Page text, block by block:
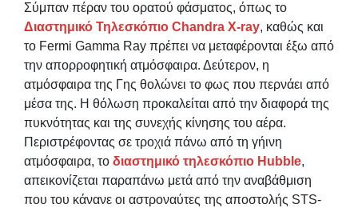
Σύμπαν πέραν του ορατού φάσματος, όπως το
Διαστημικό Τηλεσκόπιο Chandra X-ray, καθώς και
το Fermi Gamma Ray πρέπει να μεταφέρονται έξω από
την απορροφητική ατμόσφαιρα. Δεύτερον, η
ατμόσφαιρα της Γης θολώνει το φως που περνάει από
μέσα της. Η θόλωση προκαλείται από την διαφορά της
πυκνότητας και της συνεχής κίνησης του αέρα.
Περιστρέφοντας σε τροχιά πάνω από τη γήινη
ατμόσφαιρα, το διαστημικό τηλεσκόπιο Hubble,
απεικονίζεται παραπάνω μετά από την αναβάθμιση
που του κάνανε οι αστροναύτες της αποστολής STS-